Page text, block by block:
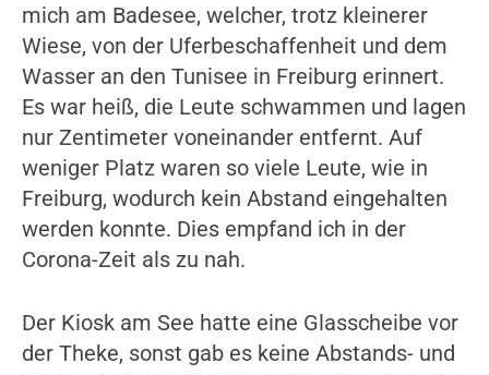
mich am Badesee, welcher, trotz kleinerer
Wiese, von der Uferbeschaffenheit und dem
Wasser an den Tunisee in Freiburg erinnert.
Es war heiß, die Leute schwammen und lagen
nur Zentimeter voneinander entfernt. Auf
weniger Platz waren so viele Leute, wie in
Freiburg, wodurch kein Abstand eingehalten
werden konnte. Dies empfand ich in der
Corona-Zeit als zu nah.
Der Kiosk am See hatte eine Glasscheibe vor
der Theke, sonst gab es keine Abstands- und